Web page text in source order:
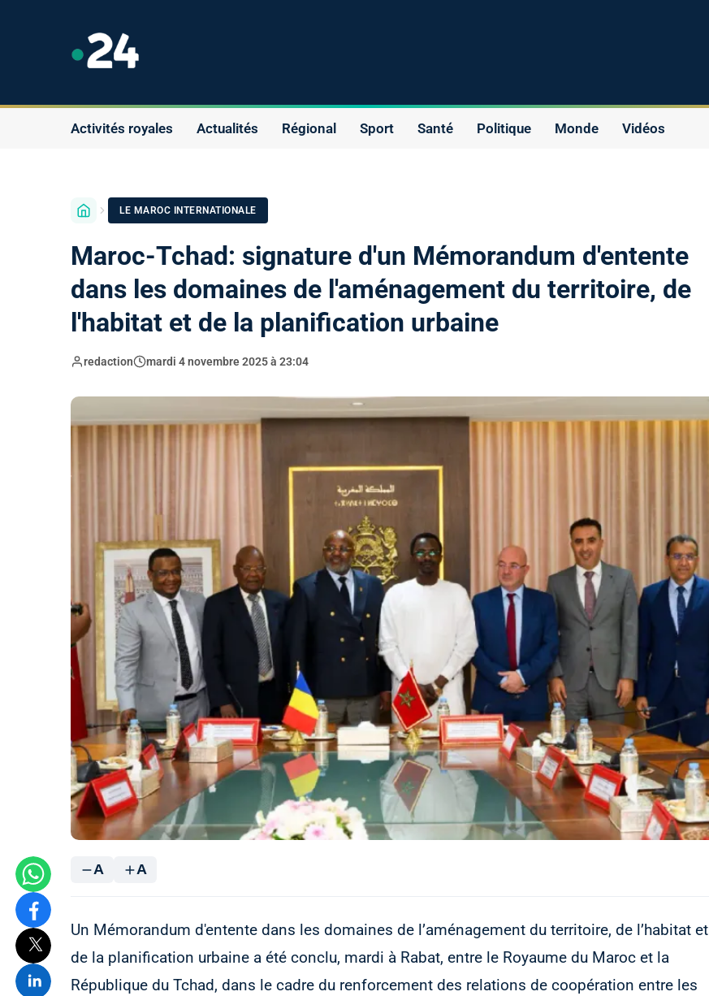
Activités royales Actualités Régional Sport Santé Politique Monde Vidéos
LE MAROC INTERNATIONALE
Maroc-Tchad: signature d'un Mémorandum d'entente
dans les domaines de l'aménagement du territoire, de
l'habitat et de la planification urbaine
redaction mardi 4 novembre 2025 à 23:04
A A
Un Mémorandum d'entente dans les domaines de l’aménagement du territoire, de l’habitat et
de la planification urbaine a été conclu, mardi à Rabat, entre le Royaume du Maroc et la
République du Tchad, dans le cadre du renforcement des relations de coopération entre les